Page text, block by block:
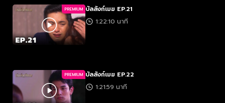
PREMIUM บัลลังก์เมฆ EP.21
1:22:10 นาที
PREMIUM บัลลังก์เมฆ EP.22
1:21:59 นาที